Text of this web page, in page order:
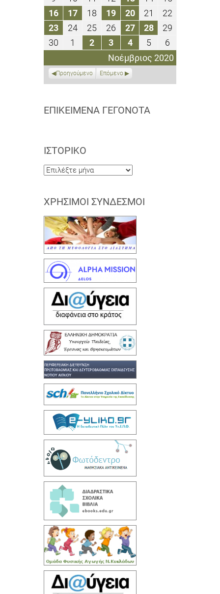
Νοέμβριος 2020
20202020 202020202020 20202020
Νοεμβρίου
2020
Νοεμβρίου
2020
Νοεμβρίου
2020
Νοεμβρίου
2020
Νοεμβρίου
2020
Νοεμβρίου
20202020
1616
Νοεμβρίου
2020
1717
Νοεμβρίου
2020
18
Νοεμβρίου
2020
1919
Νοεμβρίου
2020
2020
Νοεμβρίου
2020
21
Νοεμβρίου
2020
2222
2323
Νοεμβρίου
2020
2424
Νοεμβρίου
2020
2525
Νοεμβρίου
2020
26
Νοεμβρίου
2020
2727
Νοεμβρίου
2020
2828
Νοεμβρίου
2020
2929
2020
30
Νοεμβρίου
1
Δεκεμβρίου
22
Δεκεμβρίου
2020
33
Δεκεμβρίου
2020
44
Δεκεμβρίου
2020
55
Δεκεμβρίου
2020
66
Δεκεμβρίου
2020
Προηγούμενο Επόμενο
ΕΠΙΚΕΊΜΕΝΑ ΓΕΓΟΝΌΤΑ
ΙΣΤΟΡΙΚΌ
Ιστορικό
ΧΡΉΣΙΜΟΙ ΣΎΝΔΕΣΜΟΙ